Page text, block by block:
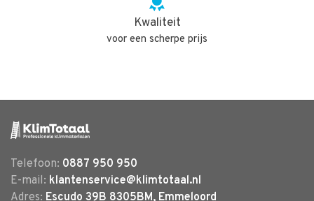
Kwaliteit
voor een scherpe prijs
Telefoon: 0887 950 950
E-mail: klantenservice@klimtotaal.nl
Adres: Escudo 39B 8305BM, Emmeloord